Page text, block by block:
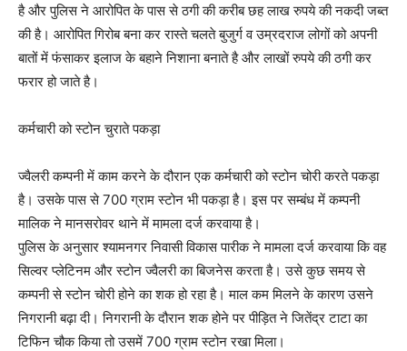
है और पुलिस ने आरोपित के पास से ठगी की करीब छह लाख रुपये की नकदी जब्त
की है। आरोपित गिरोब बना कर रास्ते चलते बुजुर्ग व उम्रदराज लोगों को अपनी
बातों में फंसाकर इलाज के बहाने निशाना बनाते है और लाखों रुपये की ठगी कर
फरार हो जाते है।
कर्मचारी को स्टोन चुराते पकड़ा
ज्वैलरी कम्पनी में काम करने के दौरान एक कर्मचारी को स्टोन चोरी करते पकड़ा
है। उसके पास से 700 ग्राम स्टोन भी पकड़ा है। इस पर सम्बंध में कम्पनी
मालिक ने मानसरोवर थाने में मामला दर्ज करवाया है।
पुलिस के अनुसार श्यामनगर निवासी विकास पारीक ने मामला दर्ज करवाया कि वह
सिल्वर प्लेटिनम और स्टोन ज्वैलरी का बिजनेस करता है। उसे कुछ समय से
कम्पनी से स्टोन चोरी होने का शक हो रहा है। माल कम मिलने के कारण उसने
निगरानी बढ़ा दी। निगरानी के दौरान शक होने पर पीड़ित ने जितेंद्र टाटा का
टिफिन चौक किया तो उसमें 700 ग्राम स्टोन रखा मिला।